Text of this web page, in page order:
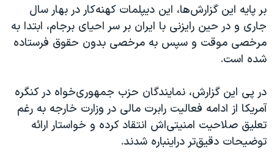
بر پایه این گزارش‌ها، این دیپلمات کهنه‌کار در بهار سال
جاری و در حین رایزنی با ایران بر سر احیای برجام، ابتدا به
مرخصی موقت و سپس به مرخصی بدون حقوق فرستاده
شده است.
در پی این گزارش، نمایندگان حزب جمهوری‌خواه در کنگره
آمریکا از ادامه فعالیت رابرت مالی در وزارت خارجه به رغم
تعلیق صلاحیت امنیتی‌اش انتقاد کرده و خواستار ارائه
توضیحات دقیق‌تر دراینباره شدند.